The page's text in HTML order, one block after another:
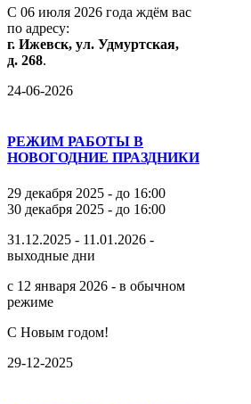
С 06 июля 2026 года ждём вас
по адресу:
г. Ижевск, ул. Удмуртская,
д. 268.
24-06-2026
РЕЖИМ РАБОТЫ В
НОВОГОДНИЕ ПРАЗДНИКИ
29 декабря 2025 - до 16:00
30 декабря 2025 - до 16:00
31.12.2025 - 11.01.2026 -
выходные дни
с 12 января 2026 - в обычном
режиме
С Новым годом!
29-12-2025